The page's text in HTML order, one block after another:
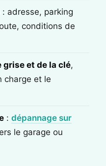
: adresse, parking
conditions de
grise et de la clé,
charge et le
: dépannage sur
le garage ou